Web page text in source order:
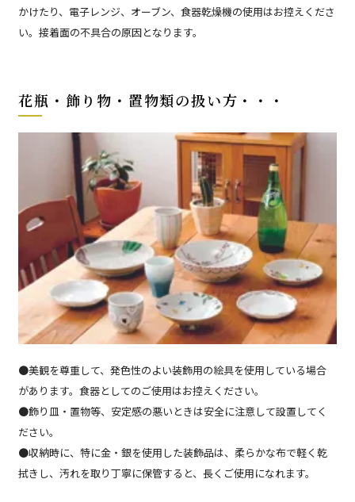
かけたり、電子レンジ、オーブン、食器乾燥機の使用はお控えくださ
い。接着面の不具合の原因となります。
花瓶・飾り物・置物類の扱い方・・・
●美観を尊重して、発色性のよい装飾用の絵具を使用している場合
があります。食器としてのご使用はお控えください。
●飾り皿・置物等、安定感の悪いときは安全に注意して設置してく
ださい。
●収納時に、特に金・銀を使用した装飾品は、柔らかな布で軽く乾
拭きし、汚れを取り丁寧に保管すると、長くご使用になれます。